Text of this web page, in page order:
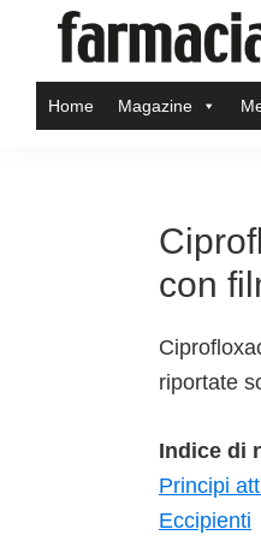
primary
main
primary
footerFarmacia.it
magazine
Home Magazine
con
riportate
Indice di
Principi
Eccipienti